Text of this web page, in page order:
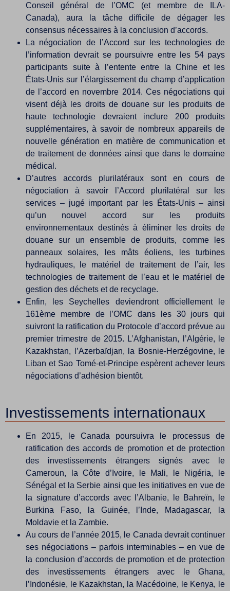
Conseil général de l’OMC (et membre de ILA-
Canada), aura la tâche difficile de dégager les
consensus nécessaires à la conclusion d’accords.
La négociation de l’Accord sur les technologies de
l’information devrait se poursuivre entre les 54 pays
participants suite à l’entente entre la Chine et les
États-Unis sur l’élargissement du champ d’application
de l’accord en novembre 2014. Ces négociations qui
visent déjà les droits de douane sur les produits de
haute technologie devraient inclure 200 produits
supplémentaires, à savoir de nombreux appareils de
nouvelle génération en matière de communication et
de traitement de données ainsi que dans le domaine
médical.
D’autres accords plurilatéraux sont en cours de
négociation à savoir l’Accord plurilatéral sur les
services – jugé important par les États-Unis – ainsi
qu’un nouvel accord sur les produits
environnementaux destinés à éliminer les droits de
douane sur un ensemble de produits, comme les
panneaux solaires, les mâts éoliens, les turbines
hydrauliques, le matériel de traitement de l’air, les
technologies de traitement de l’eau et le matériel de
gestion des déchets et de recyclage.
Enfin, les Seychelles deviendront officiellement le
161ème membre de l’OMC dans les 30 jours qui
suivront la ratification du Protocole d’accord prévue au
premier trimestre de 2015. L’Afghanistan, l’Algérie, le
Kazakhstan, l’Azerbaïdjan, la Bosnie-Herzégovine, le
Liban et Sao Tomé-et-Principe espèrent achever leurs
négociations d’adhésion bientôt.
Investissements internationaux
En 2015, le Canada poursuivra le processus de
ratification des accords de promotion et de protection
des investissements étrangers signés avec le
Cameroun, la Côte d’Ivoire, le Mali, le Nigéria, le
Sénégal et la Serbie ainsi que les initiatives en vue de
la signature d’accords avec l’Albanie, le Bahreïn, le
Burkina Faso, la Guinée, l’Inde, Madagascar, la
Moldavie et la Zambie.
Au cours de l’année 2015, le Canada devrait continuer
ses négociations – parfois interminables – en vue de
la conclusion d’accords de promotion et de protection
des investissements étrangers avec le Ghana,
l’Indonésie, le Kazakhstan, la Macédoine, le Kenya, le